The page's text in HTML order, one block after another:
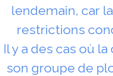
lendemain, car
restrictions
Il y a des cas où
son groupe de